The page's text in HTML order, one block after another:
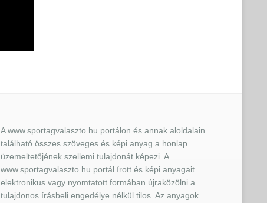
A www.sportagvalaszto.hu portálon és annak aloldalain
található összes szöveges és képi anyag a honlap
üzemeltetőjének szellemi tulajdonát képezi. A
www.sportagvalaszto.hu portál írott és képi anyagait
elektronikus vagy nyomtatott formában újraközölni a
tulajdonos írásbeli engedélye nélkül tilos. Az anyagok